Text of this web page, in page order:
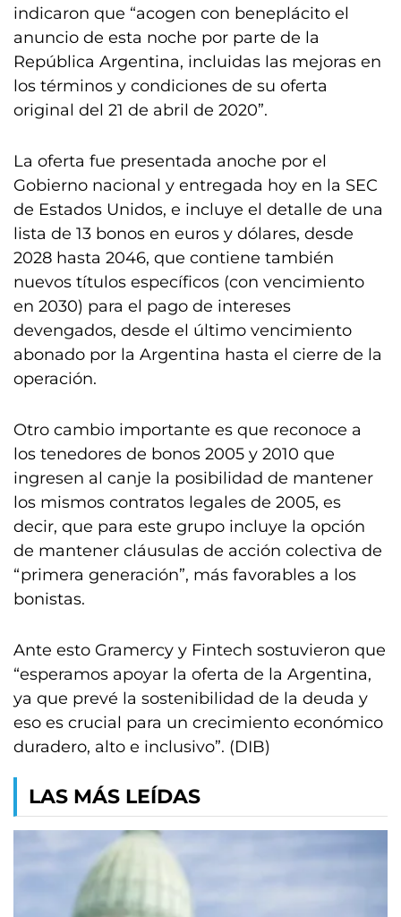
indicaron que “acogen con beneplácito el
anuncio de esta noche por parte de la
República Argentina, incluidas las mejoras en
los términos y condiciones de su oferta
original del 21 de abril de 2020”.
La oferta fue presentada anoche por el
Gobierno nacional y entregada hoy en la SEC
de Estados Unidos, e incluye el detalle de una
lista de 13 bonos en euros y dólares, desde
2028 hasta 2046, que contiene también
nuevos títulos específicos (con vencimiento
en 2030) para el pago de intereses
devengados, desde el último vencimiento
abonado por la Argentina hasta el cierre de la
operación.
Otro cambio importante es que reconoce a
los tenedores de bonos 2005 y 2010 que
ingresen al canje la posibilidad de mantener
los mismos contratos legales de 2005, es
decir, que para este grupo incluye la opción
de mantener cláusulas de acción colectiva de
“primera generación”, más favorables a los
bonistas.
Ante esto Gramercy y Fintech sostuvieron que
“esperamos apoyar la oferta de la Argentina,
ya que prevé la sostenibilidad de la deuda y
eso es crucial para un crecimiento económico
duradero, alto e inclusivo”. (DIB)
LAS MÁS LEÍDAS